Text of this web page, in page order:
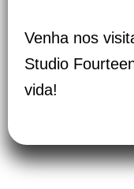
Venha nos
Studio
vida!